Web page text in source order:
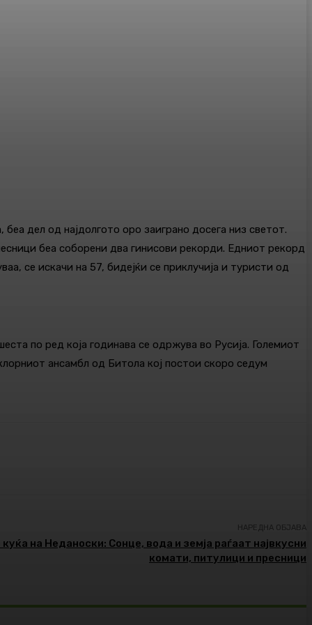
дел од најдолгото оро заиграно досега низ светот.
беа соборени два гинисови рекорди. Едниот рекорд
се искачи на 57, бидејќи се приклучија и туристи од
по ред која годинава се одржува во Русија. Големиот
ансамбл од Битола кој постои скоро седум
НАРЕДНА ОБЈАВА
на Неданоски: Сонце, вода и земја раѓаат највкусни
комати, питулици и пресници